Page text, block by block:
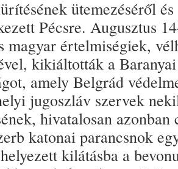
ütemezéséről
Pécsre. Augusztus
magyar értelmiségiek,
kikiáltották a
amely Belgrád
jugoszláv szervek
hivatalosan
katonai parancsnok
kilátásba a